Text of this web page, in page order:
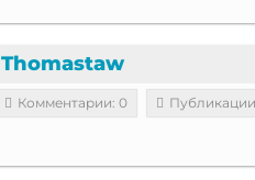
Thomastaw
Комментарии: 0